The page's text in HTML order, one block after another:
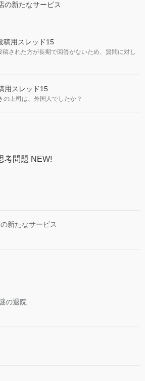
の新たなサービス
用スレッド15
された方が長期で回答がないため、質問に対し
用スレッド15
の上司は、外国人でしたか？
考問題 NEW!
新たなサービス
の退院